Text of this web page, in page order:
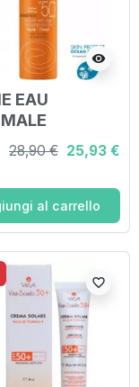
visibility
EAU
ETA' 50+
28,90 € 25,93 €
al carrello
favorite_border